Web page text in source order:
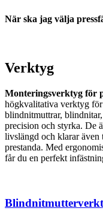
När ska jag välja
Verktyg
Monteringsverktyg för
högkvalitativa verktyg
blindnitmuttrar,
precision och styrka. De
livslängd och klarar även
prestanda. Med
får du en perfekt